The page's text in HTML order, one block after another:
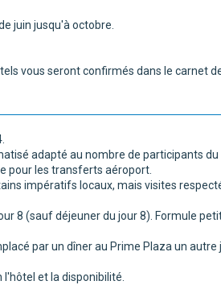
juin jusqu'à octobre.
vous seront confirmés dans le carnet
adapté au nombre de participants du
pour les transferts aéroport.
impératifs locaux, mais visites
8 (sauf déjeuner du jour 8). Formule
par un dîner au Prime Plaza un
l'hôtel et la disponibilité.